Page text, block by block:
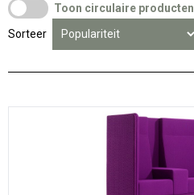
Toon circulaire producten
Sorteer